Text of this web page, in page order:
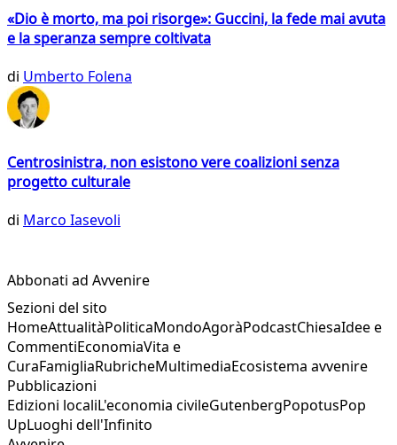
«Dio è morto, ma poi risorge»: Guccini, la fede mai avuta
e la speranza sempre coltivata
di Umberto Folena
Centrosinistra, non esistono vere coalizioni senza
progetto culturale
di Marco Iasevoli
Abbonati ad Avvenire
Sezioni del sito
HomeAttualitàPoliticaMondoAgoràPodcastChiesaIdee e
CommentiEconomiaVita e
CuraFamigliaRubricheMultimediaEcosistema avvenire
Pubblicazioni
Edizioni localiL'economia civileGutenbergPopotusPop
UpLuoghi dell'Infinito